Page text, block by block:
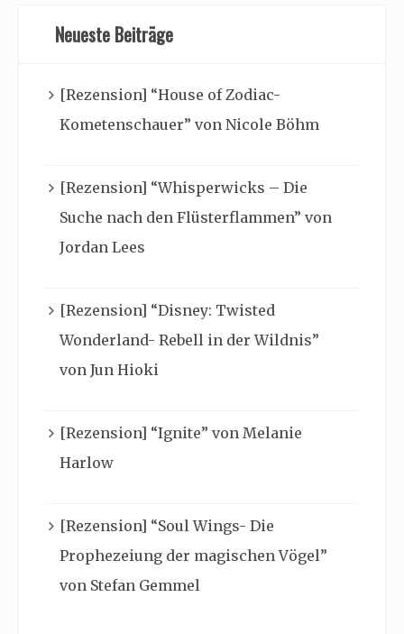
Neueste Beiträge
[Rezension] “House of Zodiac-
Kometenschauer” von Nicole Böhm
[Rezension] “Whisperwicks – Die
Suche nach den Flüsterflammen” von
Jordan Lees
[Rezension] “Disney: Twisted
Wonderland- Rebell in der Wildnis”
von Jun Hioki
[Rezension] “Ignite” von Melanie
Harlow
[Rezension] “Soul Wings- Die
Prophezeiung der magischen Vögel”
von Stefan Gemmel